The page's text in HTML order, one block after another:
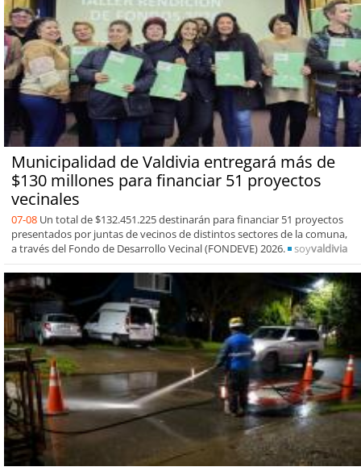
Municipalidad de Valdivia entregará más de
$130 millones para financiar 51 proyectos
vecinales
07-08 Un total de $132.451.225 destinarán para financiar 51 proyectos
presentados por juntas de vecinos de distintos sectores de la comuna,
a través del Fondo de Desarrollo Vecinal (FONDEVE) 2026.
soyvaldivia